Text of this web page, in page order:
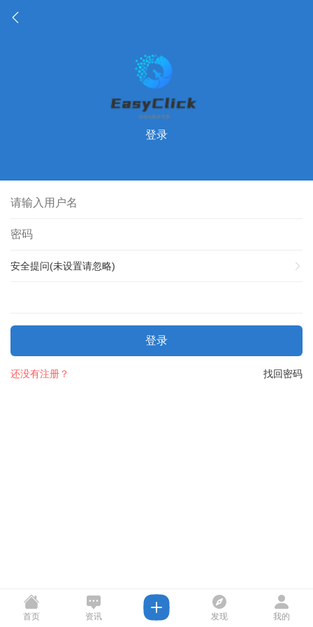
登录
安全提问(未设置请忽略)
登录
找回密码
还没有注册？
首页 资讯 发现 我的